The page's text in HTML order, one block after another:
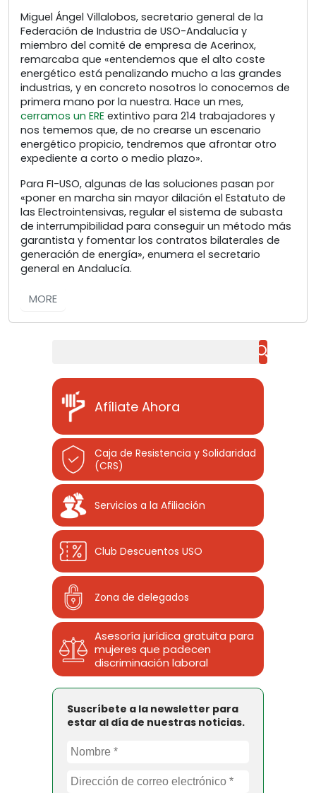
Miguel Ángel Villalobos, secretario general de la
Federación de Industria de USO-Andalucía y
miembro del comité de empresa de Acerinox,
remarcaba que «entendemos que el alto coste
energético está penalizando mucho a las grandes
industrias, y en concreto nosotros lo conocemos de
primera mano por la nuestra. Hace un mes,
cerramos un ERE extintivo para 214 trabajadores y
nos tememos que, de no crearse un escenario
energético propicio, tendremos que afrontar otro
expediente a corto o medio plazo».
Para FI-USO, algunas de las soluciones pasan por
«poner en marcha sin mayor dilación el Estatuto de
las Electrointensivas, regular el sistema de subasta
de interrumpibilidad para conseguir un método más
garantista y fomentar los contratos bilaterales de
generación de energía», enumera el secretario
general en Andalucía.
MORE
Afíliate Ahora
Caja de Resistencia y Solidaridad
(CRS)
Servicios a la Afiliación
Club Descuentos USO
Zona de delegados
Asesoría jurídica gratuita para
mujeres que padecen
discriminación laboral
Suscríbete a la newsletter para
estar al día de nuestras noticias.